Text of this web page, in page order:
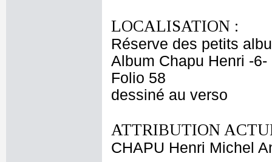
LOCALISATION :
Réserve des petits
Album Chapu Henri -6-
Folio 58
dessiné au verso
ATTRIBUTION
CHAPU Henri Michel